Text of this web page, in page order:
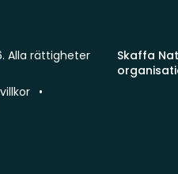
Skaffa
Alla rättigheter